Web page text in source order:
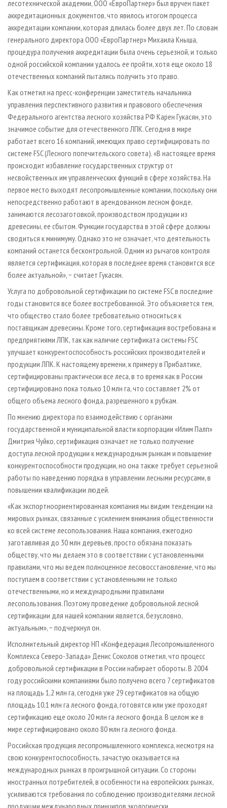
лесотехнической академии, ООО «ЕвроПартнер» был вручен пакет
аккредитационных документов, что явилось итогом процесса
аккредитации компании, которая длилась более двух лет. По словам
генерального директора ООО «ЕвроПартнер» Михаила Кныша,
процедура получения аккредитации была очень серьезной, и только
одной российской компании удалось ее пройти, хотя еще около 18
отечественных компаний пытались получить это право.
Как отметил на пресс-конференции заместитель начальника
управления перспективного развития и правового обеспечения
Федерального агентства лесного хозяйства РФ Карен Гукасян, это
значимое событие для отечественного ЛПК. Сегодня в мире
работает всего 16 компаний, имеющих право сертифицировать по
системе FSC (Лесного попечительского совета). «В настоящее время
происходит избавление государственных структур от
несвойственных им управленческих функций в сфере хозяйства. На
первое место выходят лесопромышленные компании, поскольку они
непосредственно работают в арендованном лесном фонде,
занимаются лесозаготовкой, производством продукции из
древесины, ее сбытом. Функции государства в этой сфере должны
сводиться к минимуму. Однако это не означает, что деятельность
компаний останется бесконтрольной. Одним из рычагов контроля
является сертификация, которая в последнее время становится все
более актуальной», − считает Гукасян.
Услуга по добровольной сертификации по системе FSC в последние
годы становится все более востребованной. Это объясняется тем,
что общество стало более требовательно относиться к
поставщикам древесины. Кроме того, сертификация востребована и
предприятиями ЛПК, так как наличие сертификата системы FSC
улучшает конкурентоспособность российских производителей и
продукции ЛПК. К настоящему времени, к примеру в Прибалтике,
сертифицированы практически все леса, в то время как в России
сертифицировано пока только 10 млн га, что составляет 2% от
общего объема лесного фонда, разрешенного к рубкам.
По мнению директора по взаимодействию с органами
государственной и муниципальной власти корпорации «Илим Палп»
Дмитрия Чуйко, сертификация означает не только получение
доступа лесной продукции к международным рынкам и повышение
конкурентоспособности продукции, но она также требует серьезной
работы по наведению порядка в управлении лесными ресурсами, в
повышении квалификации людей.
«Как экспортноориентированная компания мы видим тенденции на
мировых рынках, связанные с усилением внимания общественности
ко всей системе лесопользования. Наша компания, ежегодно
заготавливая до 30 млн деревьев, просто обязана показать
обществу, что мы делаем это в соответствии с установленными
правилами, что мы ведем полноценное лесовосстановление, что мы
поступаем в соответствии с установленными не только
отечественными, но и международными правилами
лесопользования. Поэтому проведение добровольной лесной
сертификации для нашей компании является, безусловно,
актуальным», − подчеркнул он.
Исполнительный директор НП «Конфедерация Лесопромышленного
Комплекса Северо-Запада» Денис Соколов отметил, что процесс
добровольной сертификации в России набирает обороты. В 2004
году российскими компаниями было получено всего 7 сертификатов
на площадь 1,2 млн га, сегодня уже 29 сертификатов на общую
площадь 10,1 млн га лесного фонда, готовятся или уже проходят
сертификацию еще около 20 млн га лесного фонда. В целом же в
мире сертифицировано около 80 млн га лесного фонда.
Российская продукция лесопромышленного комплекса, несмотря на
свою конкурентоспособность, зачастую оказывается на
международных рынках в проигрышной ситуации. Со стороны
иностранных потребителей, в особенности на европейских рынках,
усиливаются требования по соблюдению производителями лесной